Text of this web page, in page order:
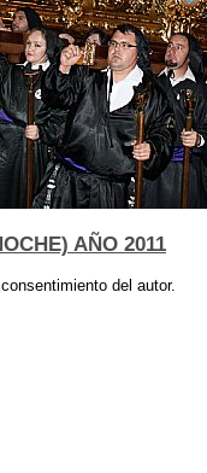
AÑO 2011
del autor.